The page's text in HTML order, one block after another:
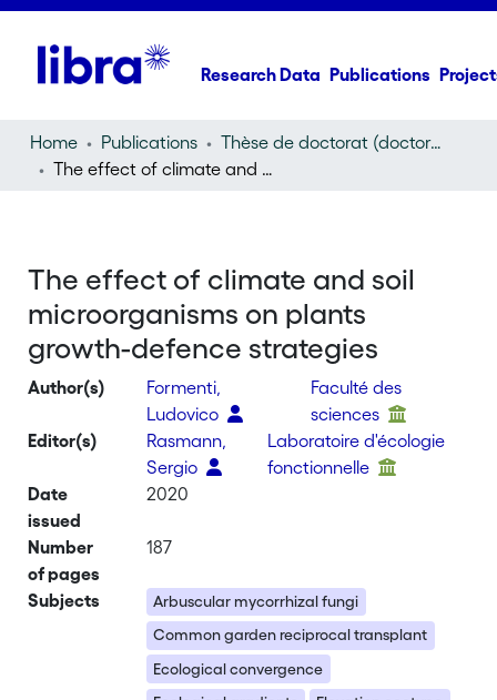
Research Data Publications
Home Publications
Thèse de doctorat (doctoral thesis)
The effect of climate and soil microorganisms on plants growth-defence strategies
The effect of climate and soil
microorganisms on plants
growth-defence strategies
Author(s)
Formenti,
Ludovico
Faculté des
sciences
Editor(s)
Rasmann,
Sergio
Laboratoire d'écologie
fonctionnelle
Date
issued
2020
Number
of pages
187
Subjects
Arbuscular mycorrhizal fungi
Common garden reciprocal transplant
Ecological convergence